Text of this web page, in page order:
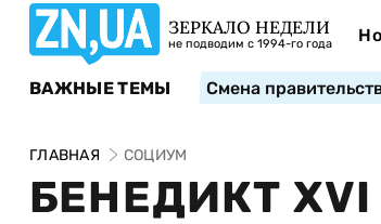
ЗЕРКАЛО НЕДЕЛИ
не подводим с 1994-го года
ВАЖНЫЕ ТЕМЫ Смена
ГЛАВНАЯ СОЦИУМ
БЕНЕДИКТ